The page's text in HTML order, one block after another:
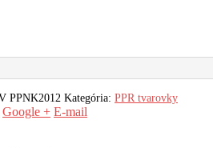
PPNK2012 Kategória: PPR tvarovky
Google + E-mail